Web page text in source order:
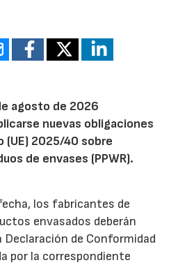
agosto de 2026
nuevas obligaciones
(UE) 2025/40 sobre
de envases (PPWR).
los fabricantes de
envasados deberán
Declaración de Conformidad
por la correspondiente